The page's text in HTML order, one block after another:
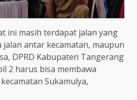
ini masih terdapat jalan yang
antar kecamatan, maupun
DPRD Kabupaten Tangerang
2 harus bisa membawa
Sukamulya,